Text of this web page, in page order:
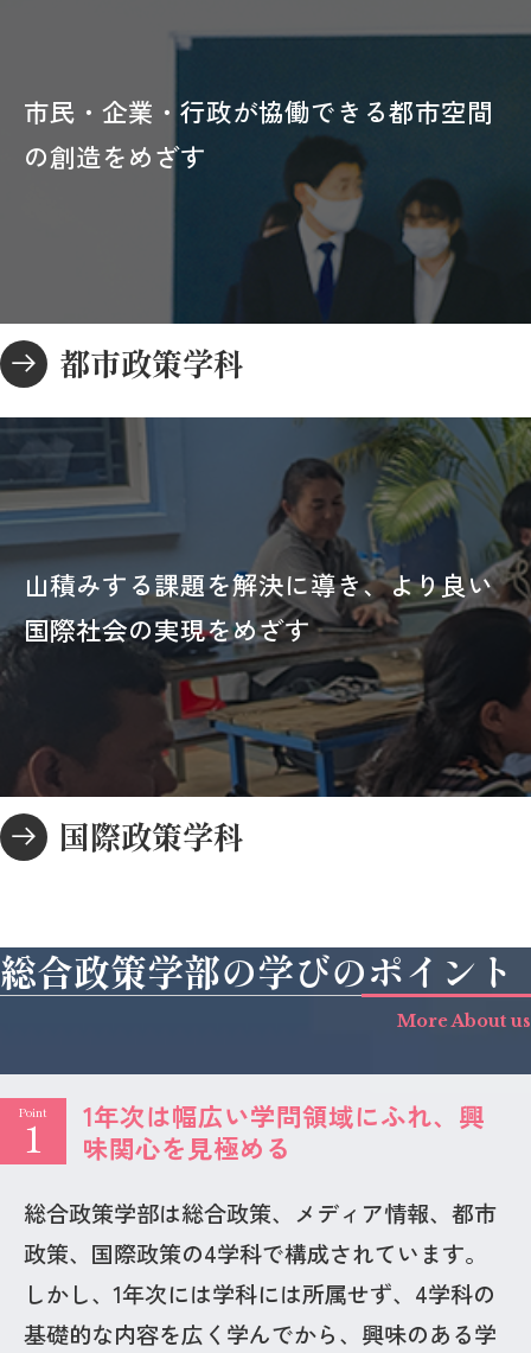
市民・企業・行政が協働できる都市空間
の創造をめざす
都市政策学科
山積みする課題を解決に導き、より良い
国際社会の実現をめざす
国際政策学科
総合政策学部の学びのポイント
More About us
Point
1
1年次は幅広い学問領域にふれ、興
味関心を見極める
総合政策学部は総合政策、メディア情報、都市
政策、国際政策の4学科で構成されています。
しかし、1年次には学科には所属せず、4学科の
基礎的な内容を広く学んでから、興味のある学